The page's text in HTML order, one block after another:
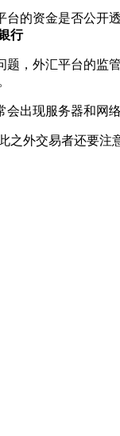
的资金是否公
行
，外汇平台的
出现服务器和网
之外交易者还要